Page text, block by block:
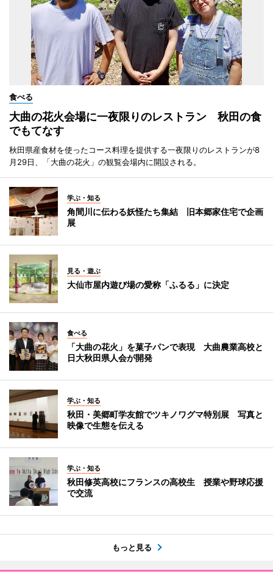
食べる
大曲の花火会場に一夜限りのレストラン 秋田の食
でもてなす
秋田県産食材を使ったコース料理を提供する一夜限りのレストランが8
月29日、「大曲の花火」の観覧会場内に開設される。
学ぶ・知る
角間川に伝わる妖怪たち集結 旧本郷家住宅で企画
展
見る・遊ぶ
大仙市屋内遊び場の愛称「ふるる」に決定
食べる
「大曲の花火」を菓子パンで表現 大曲農業高校と
日大秋田県人会が開発
学ぶ・知る
秋田・美郷町学友館でツキノワグマ特別展 写真と
映像で生態を伝える
学ぶ・知る
秋田修英高校にフランスの高校生 授業や野球応援
で交流
もっと見る